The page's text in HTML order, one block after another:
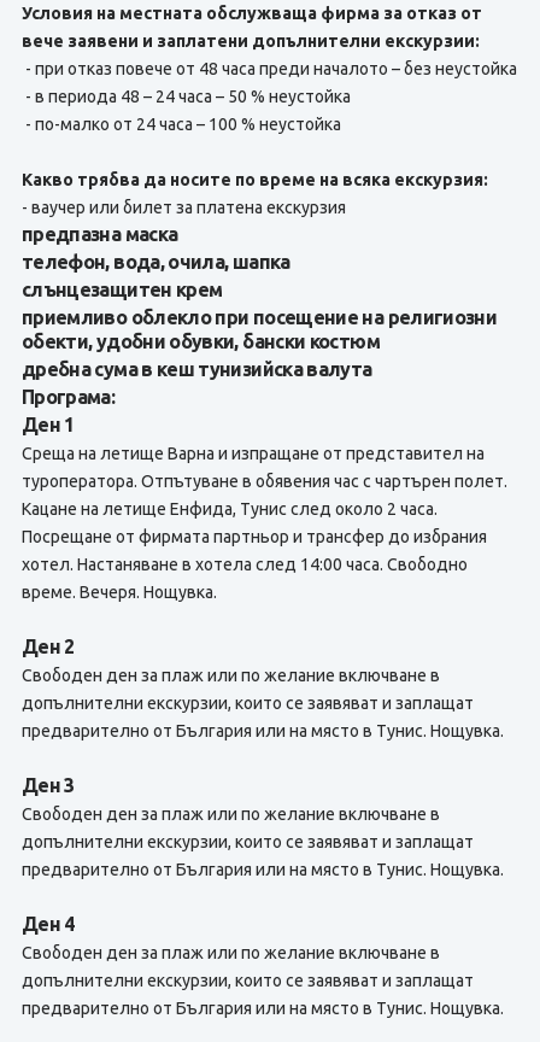
Условия на местната обслужваща фирма за отказ от
вече заявени и заплатени допълнителни екскурзии:
- при отказ повече от 48 часа преди началото – без неустойка
- в периода 48 – 24 часа – 50 % неустойка
- по-малко от 24 часа – 100 % неустойка
Какво трябва да носите по време на всяка екскурзия:
- ваучер или билет за платена екскурзия
предпазна маска
телефон, вода, очила, шапка
слънцезащитен крем
приемливо облекло при посещение на религиозни
обекти, удобни обувки, бански костюм
дребна сума в кеш тунизийска валута
Програма:
Ден 1
Среща на летище Варна и изпращане от представител на
туроператора. Отпътуване в обявения час с чартърен полет.
Кацане на летище Енфида, Тунис след около 2 часа.
Посрещане от фирмата партньор и трансфер до избрания
хотел. Настаняване в хотела след 14:00 часа. Свободно
време. Вечеря. Нощувка.
Ден 2
Свободен ден за плаж или по желание включване в
допълнителни екскурзии, които се заявяват и заплащат
предварително от България или на място в Тунис. Нощувка.
Ден 3
Свободен ден за плаж или по желание включване в
допълнителни екскурзии, които се заявяват и заплащат
предварително от България или на място в Тунис. Нощувка.
Ден 4
Свободен ден за плаж или по желание включване в
допълнителни екскурзии, които се заявяват и заплащат
предварително от България или на място в Тунис. Нощувка.